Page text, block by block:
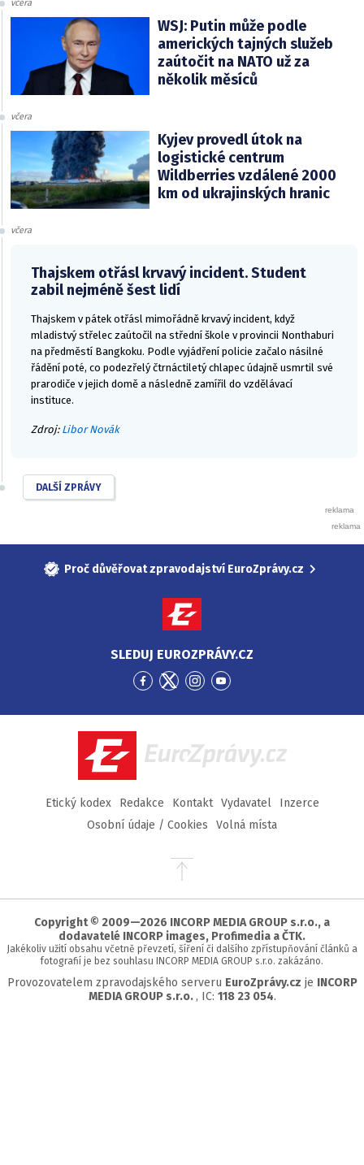
včera
WSJ: Putin může podle
amerických tajných služeb
zaútočit na NATO už za
několik měsíců
včera
Kyjev provedl útok na
logistické centrum
Wildberries vzdálené 2000
km od ukrajinských hranic
včera
Thajskem otřásl krvavý incident. Student
zabil nejméně šest lidí
Thajskem v pátek otřásl mimořádně krvavý incident, když
mladistvý střelec zaútočil na střední škole v provincii Nonthaburi
na předměstí Bangkoku. Podle vyjádření policie začalo násilné
řádění poté, co podezřelý čtrnáctiletý chlapec údajně usmrtil své
prarodiče v jejich domě a následně zamířil do vzdělávací
instituce.
Zdroj: Libor Novák
DALŠÍ ZPRÁVY
Proč důvěřovat zpravodajství EuroZprávy.cz
SLEDUJ EUROZPRÁVY.CZ
Přejít
Facebook
Přejít
Twitter
Přejít
Instagram
Přejít
YouTube
EuroZprávy.cz
Etický kodex Redakce Kontakt Vydavatel
Inzerce
Osobní údaje / Cookies
Volná místa
Přejít
stránky
Copyright © 2009—2026 INCORP MEDIA GROUP s.r.o., a
dodavatelé INCORP images, Profimedia a ČTK.
Jakékoliv užití obsahu včetně převzetí, šíření či dalšího zpřístupňování článků a
fotografií je bez souhlasu INCORP MEDIA GROUP s.r.o. zakázáno.
Provozovatelem zpravodajského serveru EuroZprávy.cz je INCORP
MEDIA GROUP s.r.o. , IC: 118 23 054.